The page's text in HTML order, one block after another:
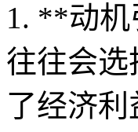
1. **动
往往会
了经济